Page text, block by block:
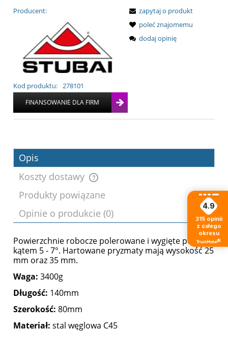
Producent:
Kod produktu: 278101
zapytaj o produkt
poleć znajomemu
dodaj opinię
Opis
Koszty dostawy
Cena nie zawiera ewentualnych kosztów
płatności
Produkty powiązane
Opinie o produkcie (0)
Powierzchnie robocze polerowane i wygięte pod
kątem 5 - 7°. Hartowane pryzmaty mają wysokość 25
mm oraz 35 mm.
Waga: 3400g
Długość: 140mm
Szerokość: 80mm
Materiał: stal węglowa C45
4.9
315 opinii
z całego
okresu